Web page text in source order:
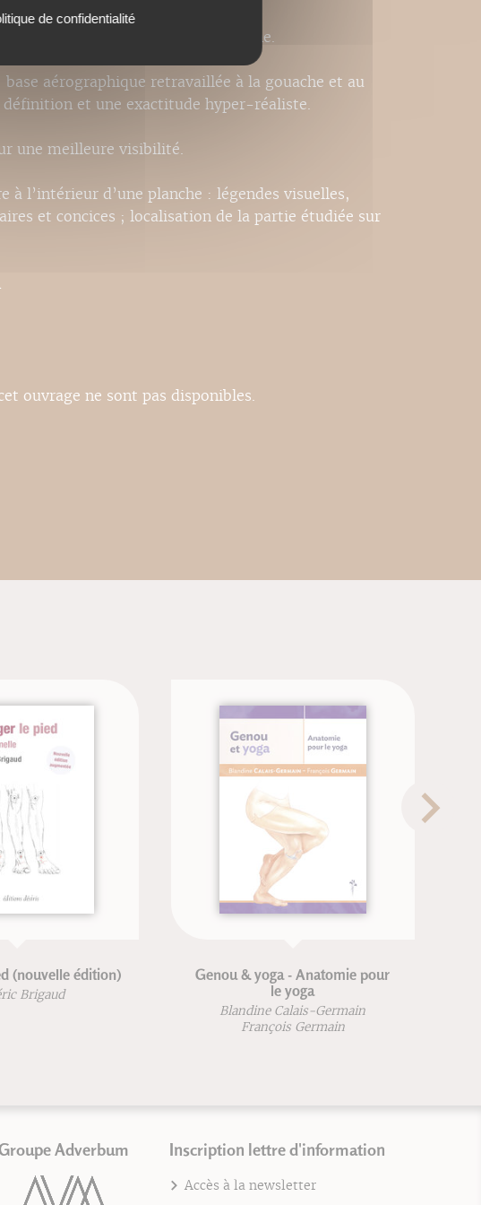
systématique et moderne.
aérographique retravaillée à la gouache et au
et une exactitude hyper-réaliste.
une meilleure visibilité.
à l’intérieur d’une planche : légendes visuelles,
et concices ; localisation de la partie étudiée sur
ouvrage ne sont pas disponibles.
-
Envie de chanter ?
Adverbum Inscription lettre d'information
Accès à la newsletter
de confidentialité